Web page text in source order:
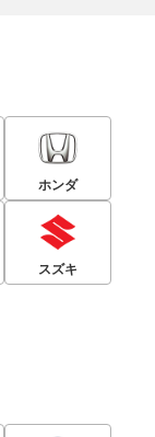
ホンダ
スズキ